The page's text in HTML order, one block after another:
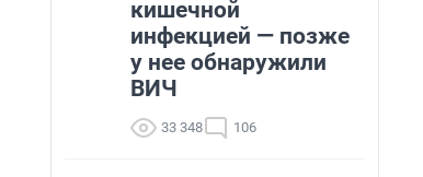
кишечной
инфекцией — позже
у нее обнаружили
ВИЧ
33 348 106